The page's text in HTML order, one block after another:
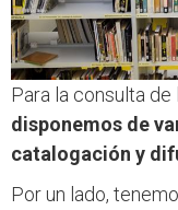
Para la consulta
disponemos de
catalogación y
Por un lado,